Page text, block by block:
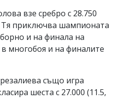
взе сребро с 28.750
Тя приключва шампионата
и на финала на
многобоя и на финалите
също игра
шеста с 27.000 (11.5,